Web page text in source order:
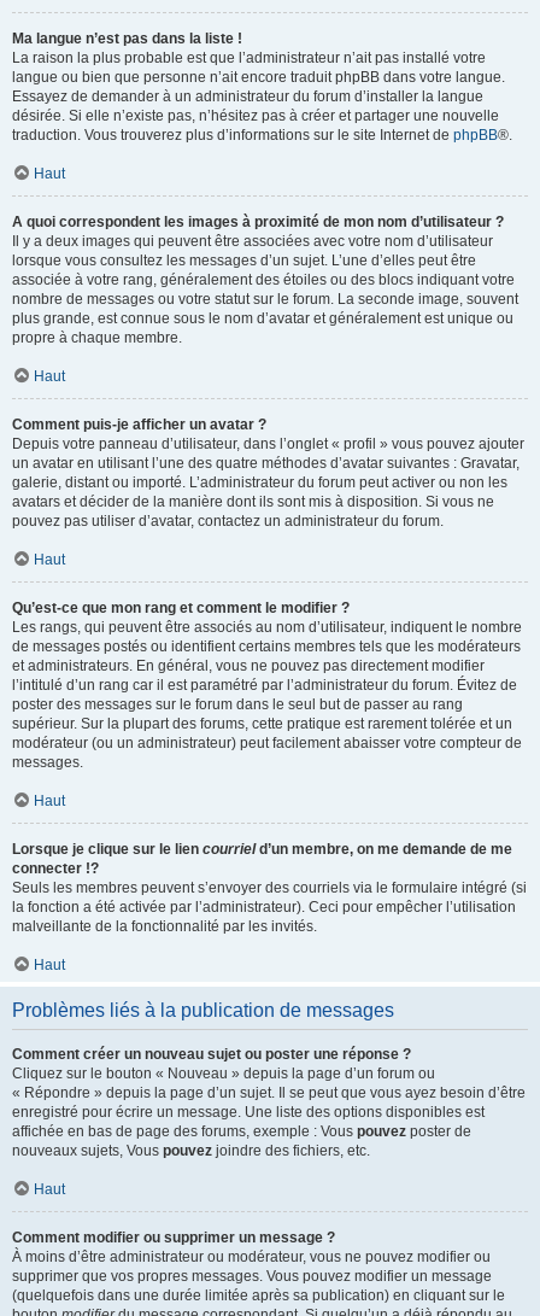
Ma langue n’est pas dans la liste !
La raison la plus probable est que l’administrateur n’ait pas installé votre
langue ou bien que personne n’ait encore traduit phpBB dans votre langue.
Essayez de demander à un administrateur du forum d’installer la langue
désirée. Si elle n’existe pas, n’hésitez pas à créer et partager une nouvelle
traduction. Vous trouverez plus d’informations sur le site Internet de phpBB®.
Haut
A quoi correspondent les images à proximité de mon nom d’utilisateur ?
Il y a deux images qui peuvent être associées avec votre nom d’utilisateur
lorsque vous consultez les messages d’un sujet. L’une d’elles peut être
associée à votre rang, généralement des étoiles ou des blocs indiquant votre
nombre de messages ou votre statut sur le forum. La seconde image, souvent
plus grande, est connue sous le nom d’avatar et généralement est unique ou
propre à chaque membre.
Haut
Comment puis-je afficher un avatar ?
Depuis votre panneau d’utilisateur, dans l’onglet « profil » vous pouvez ajouter
un avatar en utilisant l’une des quatre méthodes d’avatar suivantes : Gravatar,
galerie, distant ou importé. L’administrateur du forum peut activer ou non les
avatars et décider de la manière dont ils sont mis à disposition. Si vous ne
pouvez pas utiliser d’avatar, contactez un administrateur du forum.
Haut
Qu’est-ce que mon rang et comment le modifier ?
Les rangs, qui peuvent être associés au nom d’utilisateur, indiquent le nombre
de messages postés ou identifient certains membres tels que les modérateurs
et administrateurs. En général, vous ne pouvez pas directement modifier
l’intitulé d’un rang car il est paramétré par l’administrateur du forum. Évitez de
poster des messages sur le forum dans le seul but de passer au rang
supérieur. Sur la plupart des forums, cette pratique est rarement tolérée et un
modérateur (ou un administrateur) peut facilement abaisser votre compteur de
messages.
Haut
Lorsque je clique sur le lien courrield’un membre, on me demande de me
connecter !?
Seuls les membres peuvent s’envoyer des courriels via le formulaire intégré (si
la fonction a été activée par l’administrateur). Ceci pour empêcher l’utilisation
malveillante de la fonctionnalité par les invités.
Haut
Problèmes liés à la publication de messages
Comment créer un nouveau sujet ou poster une réponse ?
Cliquez sur le bouton « Nouveau » depuis la page d’un forum ou
« Répondre » depuis la page d’un sujet. Il se peut que vous ayez besoin d’être
enregistré pour écrire un message. Une liste des options disponibles est
affichée en bas de page des forums, exemple : Vous pouvez poster de
nouveaux sujets, Vous pouvez joindre des fichiers, etc.
Haut
Comment modifier ou supprimer un message ?
À moins d’être administrateur ou modérateur, vous ne pouvez modifier ou
supprimer que vos propres messages. Vous pouvez modifier un message
(quelquefois dans une durée limitée après sa publication) en cliquant sur le